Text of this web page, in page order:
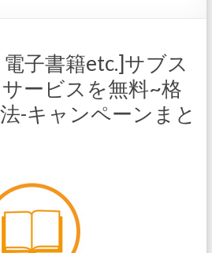
子書籍etc.]サブス
ービスを無料~格
-キャンペーンまと